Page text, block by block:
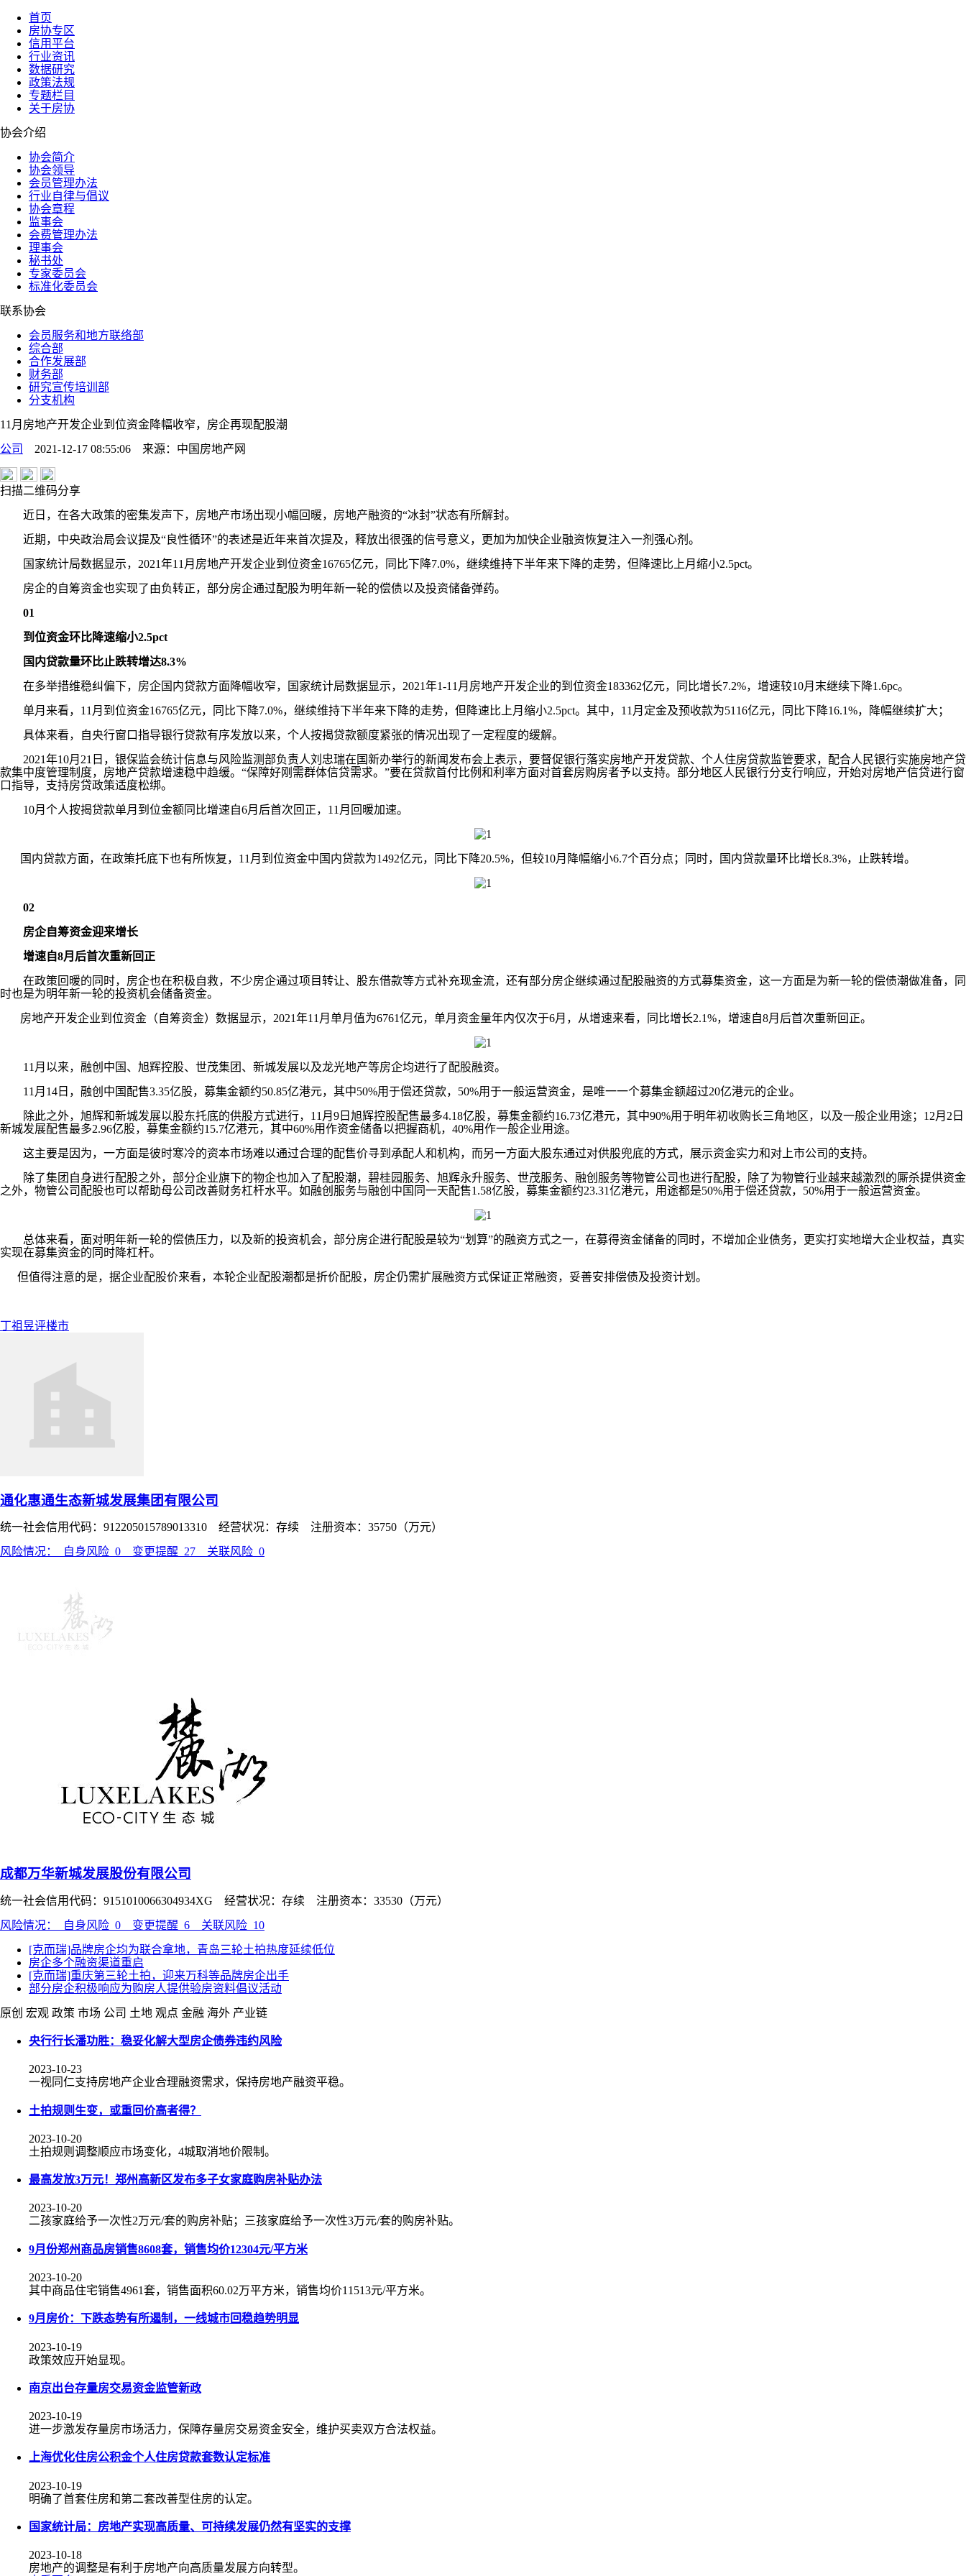
首页
房协专区
信用平台
行业资讯
数据研究
政策法规
专题栏目
关于房协
协会介绍
协会简介
协会领导
会员管理办法
行业自律与倡议
协会章程
监事会
会费管理办法
理事会
秘书处
专家委员会
标准化委员会
联系协会
会员服务和地方联络部
综合部
合作发展部
财务部
研究宣传培训部
分支机构
11月房地产开发企业到位资金降幅收窄，房企再现配股潮
公司
2021-12-17 08:55:06 来源： 中国房地产网
扫描二维码分享
近日，在各大政策的密集发声下，房地产市场出现小幅回暖，房地产融资的“冰封”状态有所解封。
近期，中央政治局会议提及“良性循环”的表述是近年来首次提及，释放出很强的信号意义，更加为加快企业融资恢复注入一剂强心剂。
国家统计局数据显示，2021年11月房地产开发企业到位资金16765亿元，同比下降7.0%，继续维持下半年来下降的走势，但降速比上月缩小2.5pct。
房企的自筹资金也实现了由负转正，部分房企通过配股为明年新一轮的偿债以及投资储备弹药。
01
到位资金环比降速缩小2.5pct
国内贷款量环比止跌转增达8.3%
在多举措维稳纠偏下，房企国内贷款方面降幅收窄，国家统计局数据显示，2021年1-11月房地产开发企业的到位资金183362亿元，同比增长7.2%，增速较10月末继续下降1.6pc。
单月来看，11月到位资金16765亿元，同比下降7.0%，继续维持下半年来下降的走势，但降速比上月缩小2.5pct。其中，11月定金及预收款为5116亿元，同比下降16.1%，降幅继续扩大；
具体来看，自央行窗口指导银行贷款有序发放以来，个人按揭贷款额度紧张的情况出现了一定程度的缓解。
2021年10月21日，银保监会统计信息与风险监测部负责人刘忠瑞在国新办举行的新闻发布会上表示，要督促银行落实房地产开发贷款、个人住房贷款监管要求，配合人民银行实施房地产贷
款集中度管理制度，房地产贷款增速稳中趋缓。“保障好刚需群体信贷需求。”要在贷款首付比例和利率方面对首套房购房者予以支持。部分地区人民银行分支行响应，开始对房地产信贷进行窗
口指导，支持房贷政策适度松绑。
10月个人按揭贷款单月到位金额同比增速自6月后首次回正，11月回暖加速。
国内贷款方面，在政策托底下也有所恢复，11月到位资金中国内贷款为1492亿元，同比下降20.5%，但较10月降幅缩小6.7个百分点；同时，国内贷款量环比增长8.3%，止跌转增。
02
房企自筹资金迎来增长
增速自8月后首次重新回正
在政策回暖的同时，房企也在积极自救，不少房企通过项目转让、股东借款等方式补充现金流，还有部分房企继续通过配股融资的方式募集资金，这一方面是为新一轮的偿债潮做准备，同
时也是为明年新一轮的投资机会储备资金。
房地产开发企业到位资金（自筹资金）数据显示，2021年11月单月值为6761亿元，单月资金量年内仅次于6月，从增速来看，同比增长2.1%，增速自8月后首次重新回正。
11月以来，融创中国、旭辉控股、世茂集团、新城发展以及龙光地产等房企均进行了配股融资。
11月14日，融创中国配售3.35亿股，募集金额约50.85亿港元，其中50%用于偿还贷款，50%用于一般运营资金，是唯一一个募集金额超过20亿港元的企业。
除此之外，旭辉和新城发展以股东托底的供股方式进行，11月9日旭辉控股配售最多4.18亿股，募集金额约16.73亿港元，其中90%用于明年初收购长三角地区，以及一般企业用途；12月2日
新城发展配售最多2.96亿股，募集金额约15.7亿港元，其中60%用作资金储备以把握商机，40%用作一般企业用途。
这主要是因为，一方面是彼时寒冷的资本市场难以通过合理的配售价寻到承配人和机构，而另一方面大股东通过对供股兜底的方式，展示资金实力和对上市公司的支持。
除了集团自身进行配股之外，部分企业旗下的物企也加入了配股潮，碧桂园服务、旭辉永升服务、世茂服务、融创服务等物管公司也进行配股，除了为物管行业越来越激烈的厮杀提供资金
之外，物管公司配股也可以帮助母公司改善财务杠杆水平。如融创服务与融创中国同一天配售1.58亿股，募集金额约23.31亿港元，用途都是50%用于偿还贷款，50%用于一般运营资金。
总体来看，面对明年新一轮的偿债压力，以及新的投资机会，部分房企进行配股是较为“划算”的融资方式之一，在募得资金储备的同时，不增加企业债务，更实打实地增大企业权益，真实
实现在募集资金的同时降杠杆。
但值得注意的是，据企业配股价来看，本轮企业配股潮都是折价配股，房企仍需扩展融资方式保证正常融资，妥善安排偿债及投资计划。
丁祖昱评楼市
通化惠通生态新城发展集团有限公司
统一社会信用代码：912205015789013310 经营状况：存续 注册资本：35750（万元）
风险情况：
自身风险 0 变更提醒 27 关联风险 0
成都万华新城发展股份有限公司
统一社会信用代码：9151010066304934XG 经营状况：存续 注册资本：33530（万元）
风险情况：
自身风险 0 变更提醒 6 关联风险 10
[克而瑞]品牌房企均为联合拿地，青岛三轮土拍热度延续低位
房企多个融资渠道重启
[克而瑞]重庆第三轮土拍，迎来万科等品牌房企出手
部分房企积极响应为购房人提供验房资料倡议活动
原创 宏观 政策 市场 公司 土地 观点 金融 海外 产业链
央行行长潘功胜：稳妥化解大型房企债券违约风险
2023-10-23
一视同仁支持房地产企业合理融资需求，保持房地产融资平稳。
土拍规则生变，或重回价高者得？
2023-10-20
土拍规则调整顺应市场变化，4城取消地价限制。
最高发放3万元！郑州高新区发布多子女家庭购房补贴办法
2023-10-20
二孩家庭给予一次性2万元/套的购房补贴；三孩家庭给予一次性3万元/套的购房补贴。
9月份郑州商品房销售8608套，销售均价12304元/平方米
2023-10-20
其中商品住宅销售4961套，销售面积60.02万平方米，销售均价11513元/平方米。
9月房价：下跌态势有所遏制，一线城市回稳趋势明显
2023-10-19
政策效应开始显现。
南京出台存量房交易资金监管新政
2023-10-19
进一步激发存量房市场活力，保障存量房交易资金安全，维护买卖双方合法权益。
上海优化住房公积金个人住房贷款套数认定标准
2023-10-19
明确了首套住房和第二套改善型住房的认定。
国家统计局：房地产实现高质量、可持续发展仍然有坚实的支撑
2023-10-18
房地产的调整是有利于房地产向高质量发展方向转型。